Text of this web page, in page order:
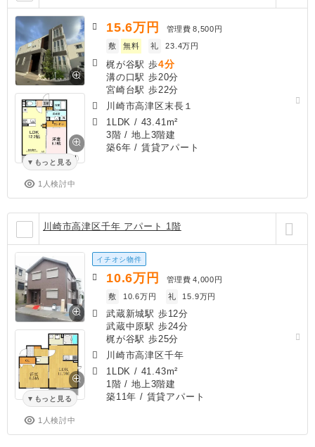
もっと見る
1人検討中
15.6万円 管理費 8,500円
敷
無料 礼 23.4万円
梶が谷駅 歩4分
溝の口駅 歩20分
宮崎台駅 歩22分
川崎市高津区末長１
1LDK / 43.41m²
3階 / 地上3階建
築6年 / 賃貸アパート
川崎市高津区千年 アパート 1階
もっと見る
1人検討中
イチオシ物件
10.6万円 管理費 4,000円
敷
10.6万円 礼 15.9万円
武蔵新城駅 歩12分
武蔵中原駅 歩24分
梶が谷駅 歩25分
川崎市高津区千年
1LDK / 41.43m²
1階 / 地上3階建
築11年 / 賃貸アパート